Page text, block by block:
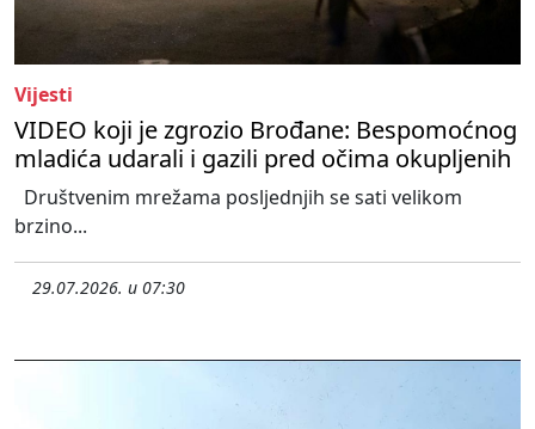
Vijesti
VIDEO koji je zgrozio Brođane: Bespomoćnog
mladića udarali i gazili pred očima okupljenih
Društvenim mrežama posljednjih se sati velikom
brzino...
29.07.2026. u 07:30